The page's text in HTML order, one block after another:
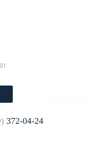
372-04-24